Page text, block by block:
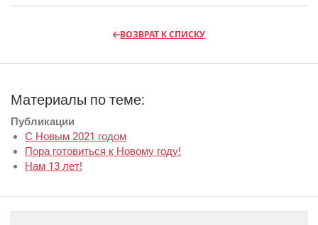
ВОЗВРАТ К СПИСКУ
Материалы по теме:
Публикации
С Новым 2021 годом
Пора готовиться к Новому году!
Нам 13 лет!